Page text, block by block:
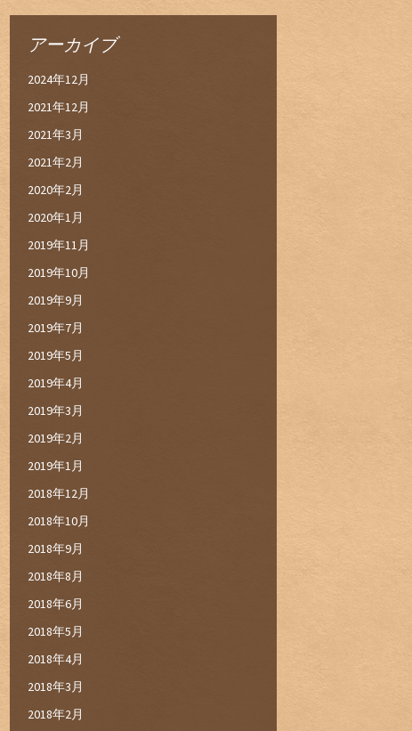
アーカイブ
2024年12月
2021年12月
2021年3月
2021年2月
2020年2月
2020年1月
2019年11月
2019年10月
2019年9月
2019年7月
2019年5月
2019年4月
2019年3月
2019年2月
2019年1月
2018年12月
2018年10月
2018年9月
2018年8月
2018年6月
2018年5月
2018年4月
2018年3月
2018年2月